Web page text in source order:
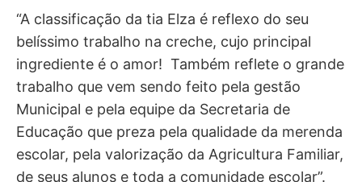
“A classificação da tia Elza é reflexo do seu
belíssimo trabalho na creche, cujo principal
ingrediente é o amor! Também reflete o grande
trabalho que vem sendo feito pela gestão
Municipal e pela equipe da Secretaria de
Educação que preza pela qualidade da merenda
escolar, pela valorização da Agricultura Familiar,
de seus alunos e toda a comunidade escolar”.